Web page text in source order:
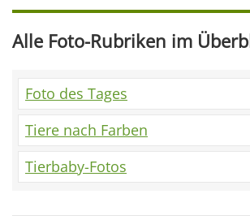
Alle Foto-Rubriken im
Foto des Tages
Tiere nach Farben
Tierbaby-Fotos